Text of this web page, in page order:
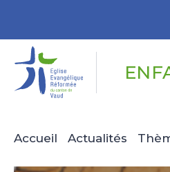
Accueil Actualités